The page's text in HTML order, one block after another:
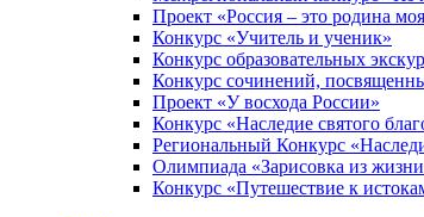
Проект «Россия – это родина
Конкурс «Учитель и ученик»
Конкурс образовательных
Конкурс сочинений,
Проект «У восхода России»
Конкурс «Наследие святого
Региональный Конкурс
Олимпиада «Зарисовка из
Конкурс «Путешествие к